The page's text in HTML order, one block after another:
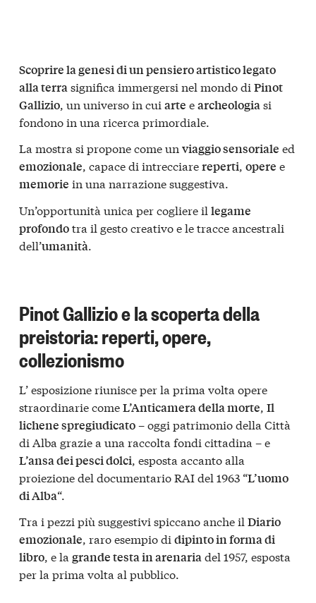
Scoprire la genesi di un pensiero artistico legato
alla terrasignifica immergersi nel mondo di Pinot
Gallizio, un universo in cui arte earcheologiasi
fondono in una ricerca primordiale.
La mostra si propone come un viaggio sensoriale ed
emozionale, capace di intrecciarereperti, opere e
memorie in una narrazione suggestiva.
Un’opportunità unica per cogliere il legame
profondotra il gesto creativo e le tracce ancestrali
dell’umanità.
Pinot Gallizio e la scoperta della
preistoria: reperti, opere,
collezionismo
L’ esposizione riunisce per la prima volta opere
straordinarie comeL’Anticamera della morte, Il
lichene spregiudicato– oggi patrimonio della Città
di Alba grazie a una raccolta fondi cittadina – e
L’ansa dei pesci dolci, esposta accanto alla
proiezione del documentario RAI del 1963 “L’uomo
di Alba“.
Tra i pezzi più suggestivi spiccano anche il Diario
emozionale, raro esempio di dipinto in forma di
libro, e la grande testa in arenariadel 1957, esposta
per la prima volta al pubblico.